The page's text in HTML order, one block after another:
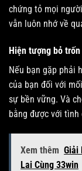
chứng tỏ mọi
vẫn luôn nhớ về
Hiện tượng bỏ
Nếu bạn gặp phải
của bạn đối với
sự bền vững. Và
bằng được với
Xem thêm Giải
Lai Cùng 33win